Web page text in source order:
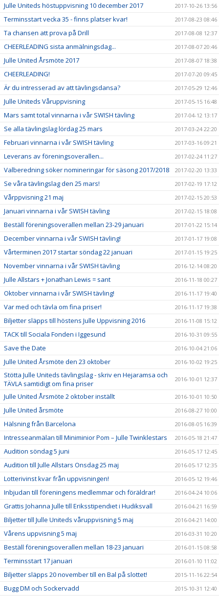
Julle Uniteds höstuppvisning 10 december 2017 2017-10-26 13:56
Terminsstart vecka 35 - finns platser kvar! 2017-08-23 08:46
Ta chansen att prova på Drill 2017-08-08 12:37
CHEERLEADING sista anmälningsdag... 2017-08-07 20:46
Julle United Årsmöte 2017 2017-08-07 18:38
CHEERLEADING! 2017-07-20 09:45
Är du intresserad av att tävlingsdansa? 2017-05-29 12:46
Julle Uniteds Våruppvisning 2017-05-15 16:48
Mars samt total vinnarna i vår SWISH tävling 2017-04-12 13:17
Se alla tävlingslag lördag 25 mars 2017-03-24 22:20
Februari vinnarna i vår SWISH tävling 2017-03-16 09:21
Leverans av föreningsoverallen... 2017-02-24 11:27
Valberedning söker nomineringar för säsong 2017/2018 2017-02-20 13:33
Se våra tävlingslag den 25 mars! 2017-02-19 17:12
Vårppvisning 21 maj 2017-02-15 20:53
Januari vinnarna i vår SWISH tävling 2017-02-15 18:08
Beställ föreningsoverallen mellan 23-29 januari 2017-01-22 15:14
December vinnarna i vår SWISH tävling! 2017-01-17 19:08
Vårterminen 2017 startar söndag 22 januari 2017-01-15 19:25
November vinnarna i vår SWISH tävling 2016-12-14 08:20
Julle Allstars + Jonathan Lewis = sant 2016-11-18 00:27
Oktober vinnarna i vår SWISH tävling! 2016-11-17 19:40
Var med och tävla om fina priser! 2016-11-17 19:38
Biljetter släpps till höstens Julle Uppvisning 2016 2016-11-08 15:12
TACK till Sociala Fonden i Iggesund 2016-10-31 09:55
Save the Date 2016-10-04 21:06
Julle United Årsmöte den 23 oktober 2016-10-02 19:25
Stötta Julle Uniteds tävlingslag - skriv en Hejaramsa och
TÄVLA samtidigt om fina priser
2016-10-01 12:37
Julle United Årsmöte 2 oktober inställt 2016-10-01 10:50
Julle United årsmöte 2016-08-27 10:00
Hälsning från Barcelona 2016-08-05 16:39
Intresseanmälan till Miniminior Pom – Julle Twinklestars 2016-05-18 21:47
Audition söndag 5 juni 2016-05-17 12:45
Audition till Julle Allstars Onsdag 25 maj 2016-05-17 12:35
Lotterivinst kvar från uppvisningen! 2016-05-12 19:46
Inbjudan till föreningens medlemmar och föräldrar! 2016-04-24 10:06
Grattis Johanna Julle till Eriksstipendiet i Hudiksvall 2016-04-21 16:59
Biljetter till Julle Uniteds våruppvisning 5 maj 2016-04-21 14:00
Vårens uppvisning 5 maj 2016-03-31 10:20
Beställ föreningsoverallen mellan 18-23 januari 2016-01-15 08:58
Terminsstart 17 januari 2016-01-10 11:02
Biljetter släpps 20 november till en Bal på slottet! 2015-11-16 22:54
Bugg DM och Sockervadd 2015-10-31 12:40